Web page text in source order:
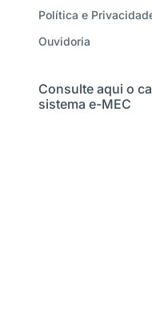
Política e
Ouvidoria
Consulte aqui o
sistema e-MEC